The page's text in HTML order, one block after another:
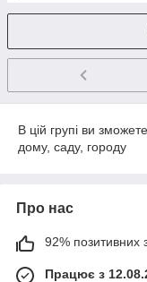
В цій групі ви
дому, саду, городу
Про нас
92% позитивних з
Працює з